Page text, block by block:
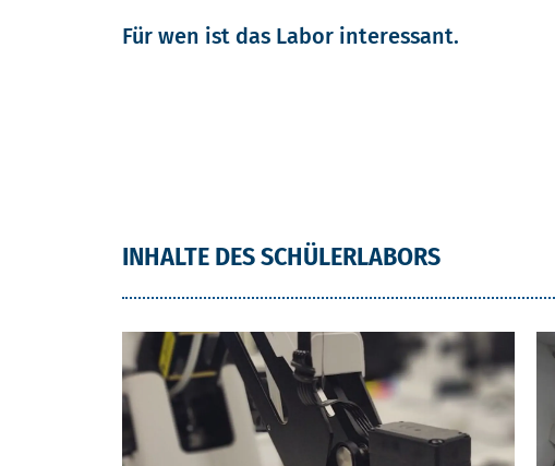
Für wen ist das Labor interessant.
INHALTE DES SCHÜLERLABORS